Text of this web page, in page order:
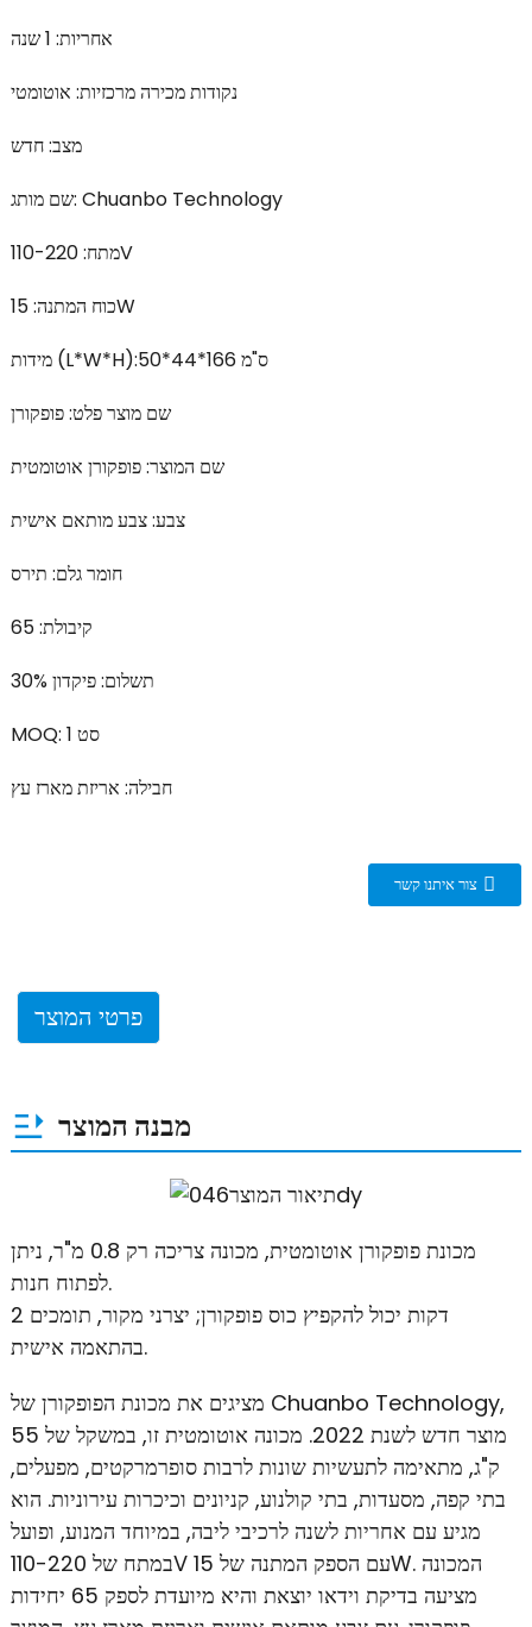
אחריות: 1 שנה
נקודות מכירה מרכזיות: אוטומטי
מצב: חדש
שם מותג: Chuanbo Technology
מתח: 110-220V
כוח המתנה: 15W
מידות (L*W*H):50*44*166 ס"מ
שם מוצר פלט: פופקורן
שם המוצר: פופקורן אוטומטית
צבע: צבע מותאם אישית
חומר גלם: תירס
קיבולת: 65
תשלום: פיקדון 30%
MOQ: 1 סט
חבילה: אריזת מארז עץ
צור איתנו קשר
פרטי המוצר
מבנה המוצר
מכונת פופקורן אוטומטית, מכונה צריכה רק 0.8 מ"ר, ניתן
לפתוח חנות.
2 דקות יכול להקפיץ כוס פופקורן; יצרני מקור, תומכים
בהתאמה אישית.
מציגים את מכונת הפופקורן של Chuanbo Technology,
מוצר חדש לשנת 2022. מכונה אוטומטית זו, במשקל של 55
ק"ג, מתאימה לתעשיות שונות לרבות סופרמרקטים, מפעלים,
בתי קפה, מסעדות, בתי קולנוע, קניונים וכיכרות עירוניות. הוא
מגיע עם אחריות לשנה לרכיבי ליבה, במיוחד המנוע, ופועל
במתח של 110-220V עם הספק המתנה של 15W. המכונה
מציעה בדיקת וידאו יוצאת והיא מיועדת לספק 65 יחידות